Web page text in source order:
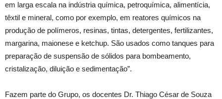
em larga escala na indústria química, petroquímica, alimentícia,
têxtil e mineral, como por exemplo, em reatores químicos na
produção de polímeros, resinas, tintas, detergentes, fertilizantes,
margarina, maionese e ketchup. São usados como tanques para
preparação de suspensão de sólidos para bombeamento,
cristalização, diluição e sedimentação”.
Fazem parte do Grupo, os docentes Dr. Thiago César de Souza